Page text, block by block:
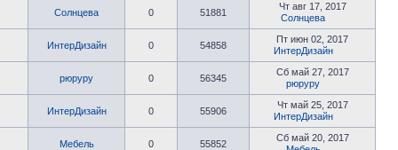
Солнцева 0 51881
Чт авг 17, 2017
Солнцева
ИнтерДизайн 0 54858
Пт июн 02, 2017
ИнтерДизайн
рюруру 0 56345
Сб май 27, 2017
рюруру
ИнтерДизайн 0 55906
Чт май 25, 2017
ИнтерДизайн
Мебель 0 55852
Сб май 20, 2017